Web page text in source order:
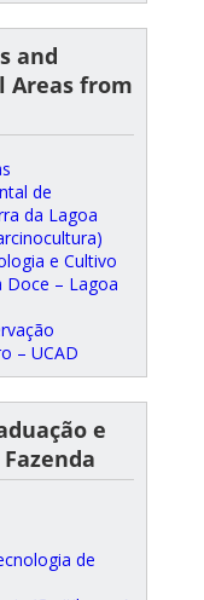
and
Areas from
de
da Lagoa
e Cultivo
Doce – Lagoa
– UCAD
e
de